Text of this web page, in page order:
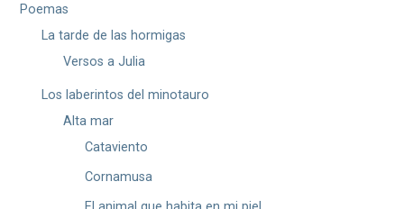
Poemas
La tarde de las hormigas
Versos a Julia
Los laberintos del minotauro
Alta mar
Cataviento
Cornamusa